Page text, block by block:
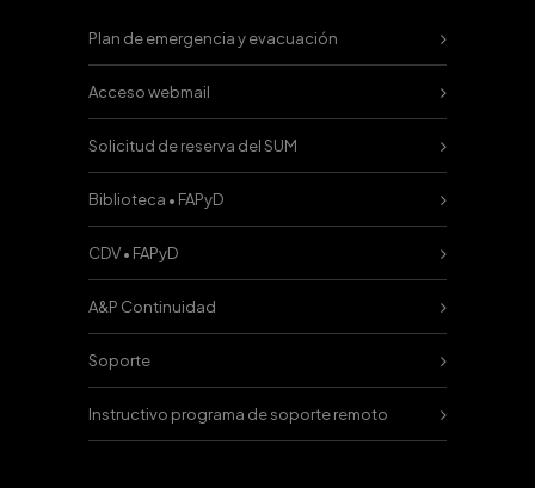
Plan de emergencia y evacuación
Acceso webmail
Solicitud de reserva del SUM
Biblioteca • FAPyD
CDV • FAPyD
A&P Continuidad
Soporte
Instructivo programa de soporte remoto